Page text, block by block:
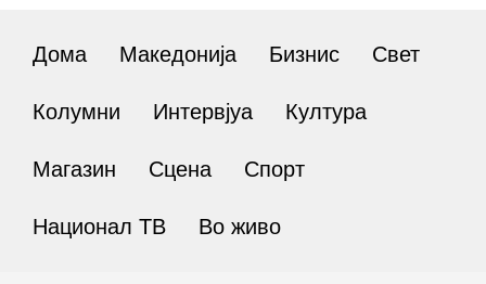
Дома Македонија Бизнис Свет
Колумни Интервјуа Култура
Магазин Сцена Спорт
Национал ТВ Во живо